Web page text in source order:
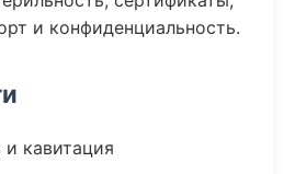
и конфиденциальность.
кавитация